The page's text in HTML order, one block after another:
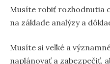
Musíte robiť rozhodnutia
na základe analýzy a
Musíte si veľké a
naplánovať a zabezpečiť,